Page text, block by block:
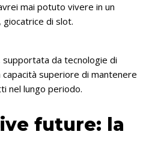
mai potuto vivere in un
giocatrice di slot.
supportata da tecnologie di
superiore di mantenere
nel lungo periodo.
future: la